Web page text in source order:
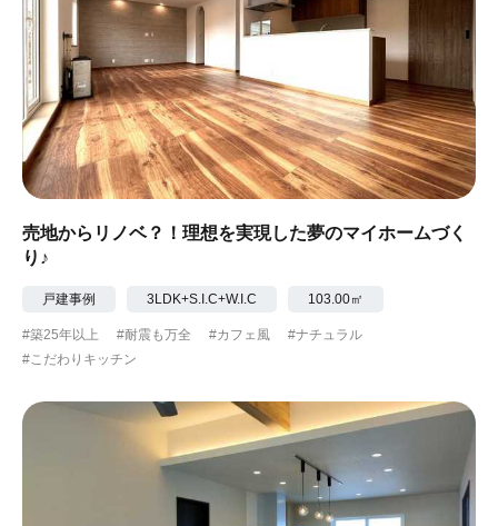
売地からリノベ？！理想を実現した夢のマイホームづく
り♪
戸建事例 3LDK+S.I.C+W.I.C 103.00㎡
#築25年以上 #耐震も万全 #カフェ風
#ナチュラル
#こだわりキッチン